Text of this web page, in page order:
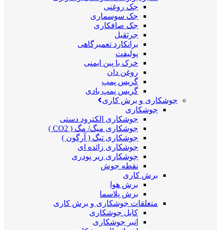
جک روغنی
جک سوسماری
جک صافکاری
جرثقیل
برانکارد تعمیرگاهی
پولیفت
خرک با پین ایمنی
روغن دان
گریس پمپ
گریس پمپ بادی
جوشکاری و برش کاری
جوشکاری
جوشکاری الکترود دستی
جوشکاری میگ/ مگ ( CO2 )
جوشکاری تیگ ( آرگون )
جوشکاری زائده ای
جوشکاری زیر پودری
نقطه جوش
برش کاری
برش هوا
برش پلاسما
متعلقات جوشکاری و برش کاری
کابل جوشکاری
انبر جوشکاری